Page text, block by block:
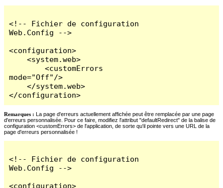
<!-- Fichier de configuration
Web.Config -->
<configuration>
    <system.web>
        <customErrors
mode="Off"/>
    </system.web>
</configuration>
Remarques : La page d'erreurs actuellement affichée peut être remplacée par une page
d'erreurs personnalisée. Pour ce faire, modifiez l'attribut "defaultRedirect" de la balise de
configuration <customErrors> de l'application, de sorte qu'il pointe vers une URL de la
page d'erreurs personnalisée !
<!-- Fichier de configuration
Web.Config -->
<configuration>